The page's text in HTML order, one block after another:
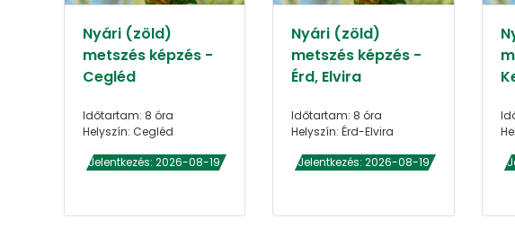
Nyári (zöld)
metszés képzés -
Cegléd
Időtartam: 8 óra
Helyszín: Cegléd
Jelentkezés: 2026-08-19
Nyári (zöld)
metszés képzés -
Érd, Elvira
Időtartam: 8 óra
Helyszín: Érd-Elvira
Jelentkezés: 2026-08-19